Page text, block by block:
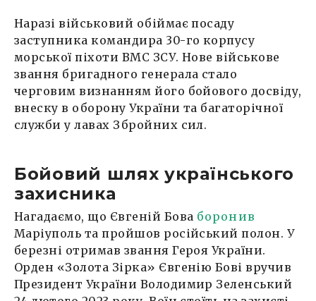
Наразі військовий обіймає посаду
заступника командира 30-го корпусу
морської піхоти ВМС ЗСУ. Нове військове
звання бригадного генерала стало
черговим визнанням його бойового досвіду,
внеску в оборону України та багаторічної
служби у лавах Збройних сил.
Бойовий шлях українського
захисника
Нагадаємо, що Євгеній Бова боронив
Маріуполь та пройшов російський полон. У
березні отримав звання Героя України.
Орден «Золота Зірка» Євгенію Бові вручив
Президент України Володимир Зеленський